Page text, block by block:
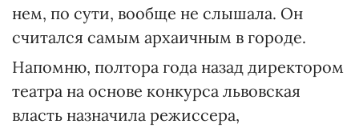
нем, по сути, вообще не слышала. Он
считался самым архаичным в городе.
Напомню, полтора года назад директором
театра на основе конкурса львовская
власть назначила режиссера,